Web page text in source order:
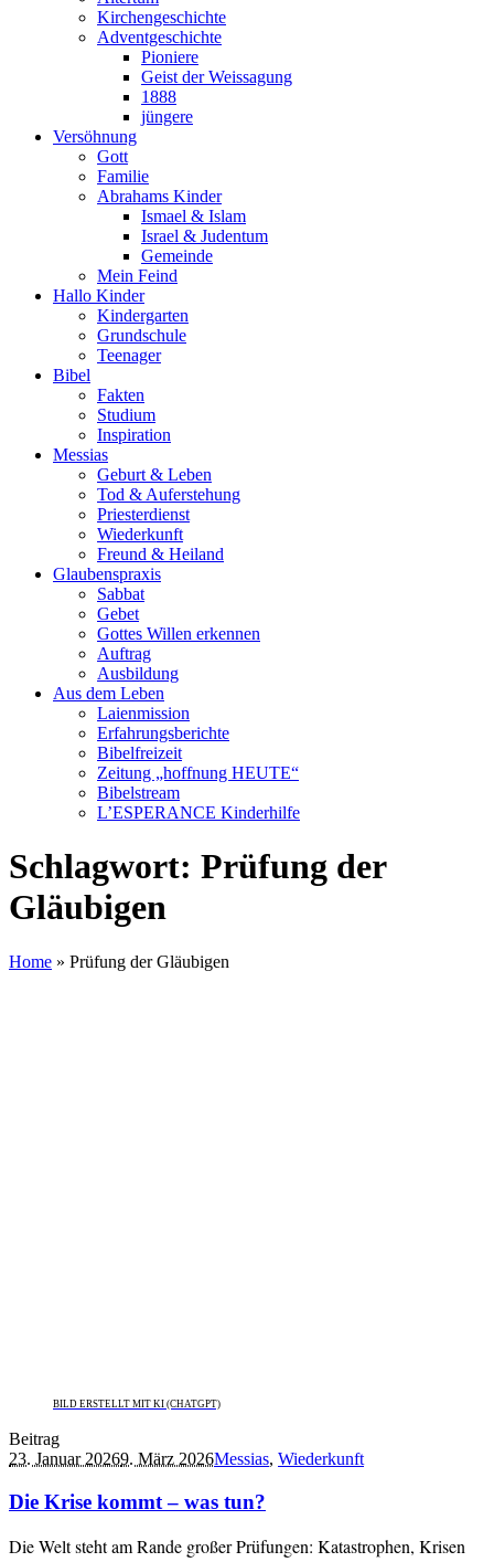
Kirchengeschichte
Adventgeschichte
Pioniere
Geist der Weissagung
1888
jüngere
Versöhnung
Gott
Familie
Abrahams Kinder
Ismael & Islam
Israel & Judentum
Gemeinde
Mein Feind
Hallo Kinder
Kindergarten
Grundschule
Teenager
Bibel
Fakten
Studium
Inspiration
Messias
Geburt & Leben
Tod & Auferstehung
Priesterdienst
Wiederkunft
Freund & Heiland
Glaubenspraxis
Sabbat
Gebet
Gottes Willen erkennen
Auftrag
Ausbildung
Aus dem Leben
Laienmission
Erfahrungsberichte
Bibelfreizeit
Zeitung „hoffnung HEUTE“
Bibelstream
L’ESPERANCE Kinderhilfe
Schlagwort: Prüfung der
Gläubigen
Home » Prüfung der Gläubigen
BILD ERSTELLT MIT KI (CHATGPT)
Beitrag
23. Januar 20269. März 2026Messias, Wiederkunft
Die Krise kommt – was tun?
Die Welt steht am Rande großer Prüfungen: Katastrophen, Krisen